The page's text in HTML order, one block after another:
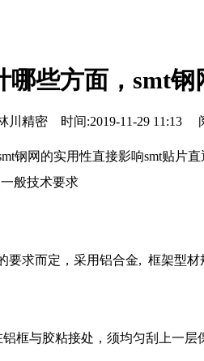
哪些方面，smt
川精密 时间:2019-11-29 11:13
网的实用性直接影响smt贴片直
般技术要求
求而定，采用铝合金, 框架型材
与胶粘接处，须均匀刮上一层